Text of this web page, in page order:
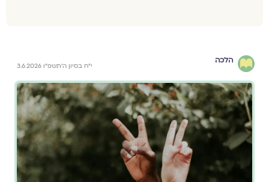
הלכה
י״ח בסיון ה׳תשפ״ו 3.6.2026